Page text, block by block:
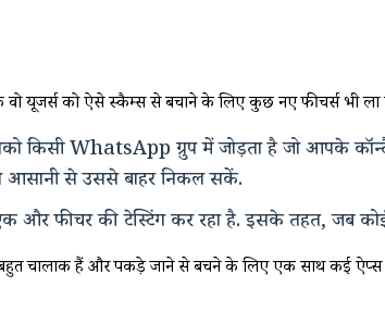
यूजर्स को ऐसे स्कैम्स से बचाने के लिए कुछ नए फीचर्स भी ला
किसी WhatsApp ग्रुप में जोड़ता है जो आपके
आसानी से उससे बाहर निकल सकें.
और फीचर की टेस्टिंग कर रहा है. इसके तहत, जब
चालाक हैं और पकड़े जाने से बचने के लिए एक साथ कई